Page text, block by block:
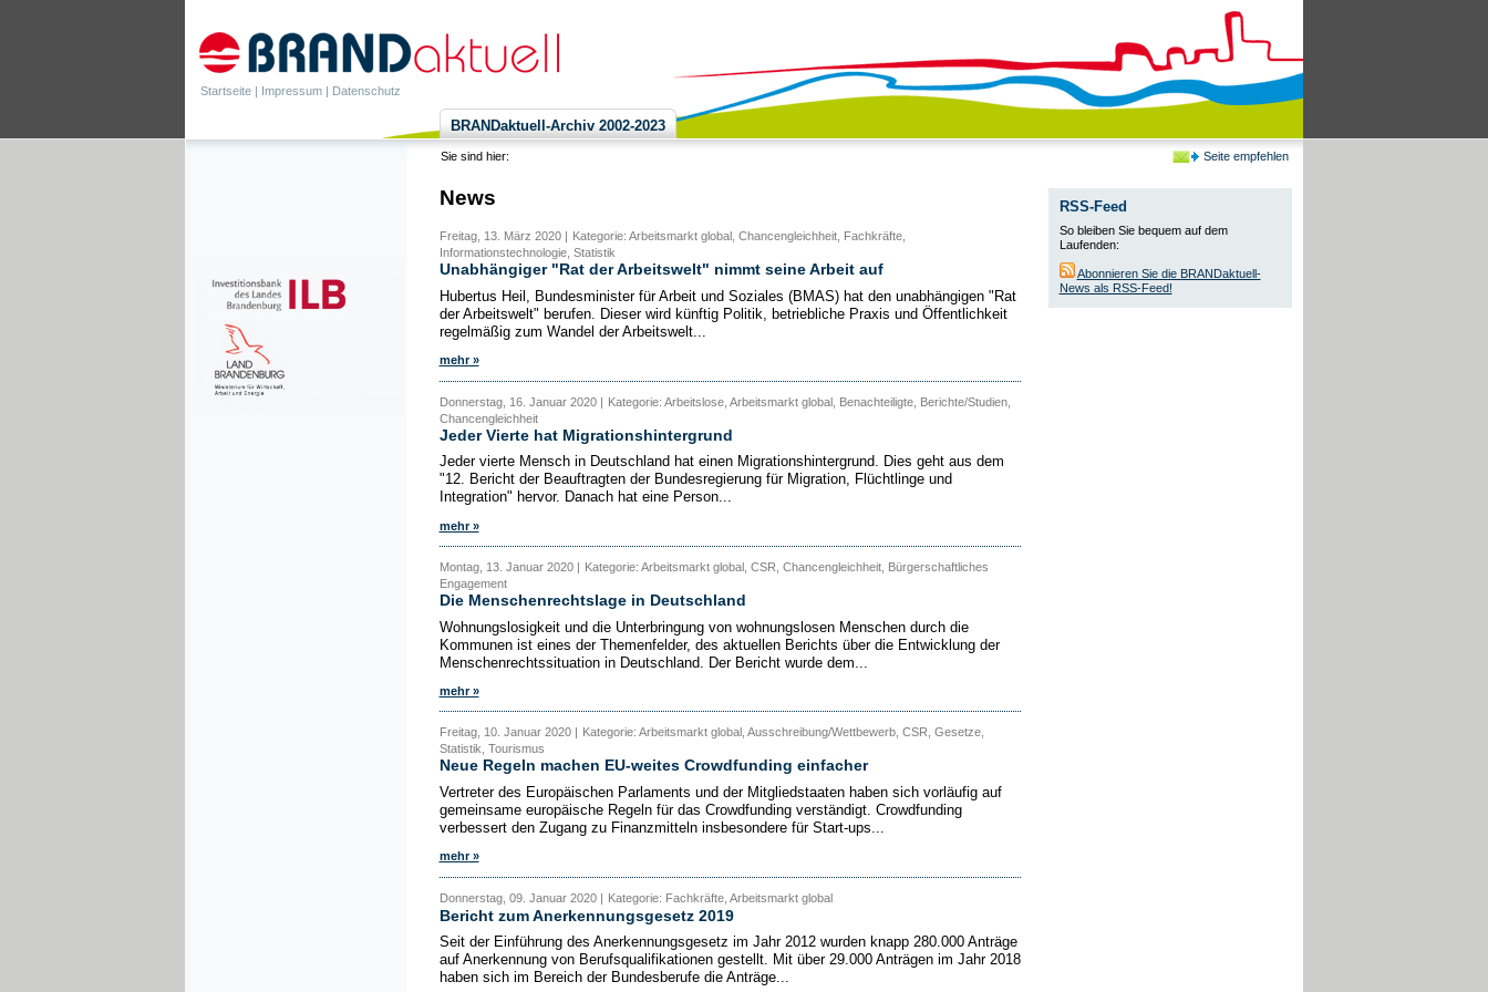
Startseite | Impressum | Datenschutz
Seite empfehlen
BRANDaktuell-Archiv 2002-2023
Sie sind hier:
News
Freitag, 13. März 2020 |
Kategorie: Arbeitsmarkt global, Chancengleichheit, Fachkräfte,
Informationstechnologie, Statistik
Unabhängiger "Rat der Arbeitswelt" nimmt seine Arbeit auf
Hubertus Heil, Bundesminister für Arbeit und Soziales (BMAS) hat den unabhängigen "Rat
der Arbeitswelt" berufen. Dieser wird künftig Politik, betriebliche Praxis und Öffentlichkeit
regelmäßig zum Wandel der Arbeitswelt...
mehr »
Donnerstag, 16. Januar 2020 | Kategorie: Arbeitslose, Arbeitsmarkt global, Benachteiligte, Berichte/Studien,
Chancengleichheit
Jeder Vierte hat Migrationshintergrund
Jeder vierte Mensch in Deutschland hat einen Migrationshintergrund. Dies geht aus dem
"12. Bericht der Beauftragten der Bundesregierung für Migration, Flüchtlinge und
Integration" hervor. Danach hat eine Person...
mehr »
Montag, 13. Januar 2020 | Kategorie: Arbeitsmarkt global, CSR, Chancengleichheit, Bürgerschaftliches
Engagement
Die Menschenrechtslage in Deutschland
Wohnungslosigkeit und die Unterbringung von wohnungslosen Menschen durch die
Kommunen ist eines der Themenfelder, des aktuellen Berichts über die Entwicklung der
Menschenrechtssituation in Deutschland. Der Bericht wurde dem...
mehr »
Freitag, 10. Januar 2020 |
Kategorie: Arbeitsmarkt global, Ausschreibung/Wettbewerb, CSR, Gesetze,
Statistik, Tourismus
Neue Regeln machen EU-weites Crowdfunding einfacher
Vertreter des Europäischen Parlaments und der Mitgliedstaaten haben sich vorläufig auf
gemeinsame europäische Regeln für das Crowdfunding verständigt. Crowdfunding
verbessert den Zugang zu Finanzmitteln insbesondere für Start-ups...
mehr »
Donnerstag, 09. Januar 2020 | Kategorie: Fachkräfte, Arbeitsmarkt global
Bericht zum Anerkennungsgesetz 2019
Seit der Einführung des Anerkennungsgesetz im Jahr 2012 wurden knapp 280.000 Anträge
auf Anerkennung von Berufsqualifikationen gestellt. Mit über 29.000 Anträgen im Jahr 2018
haben sich im Bereich der Bundesberufe die Anträge...
RSS-Feed
So bleiben Sie bequem auf dem
Laufenden:
Abonnieren Sie die BRANDaktuell-
News als RSS-Feed!